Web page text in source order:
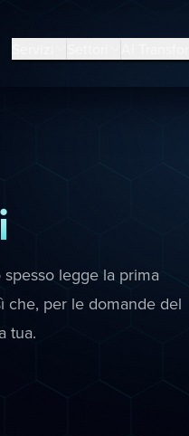
legge la prima
che, per le domande del
tua.